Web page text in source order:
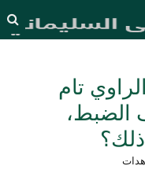
تام
الضبط،